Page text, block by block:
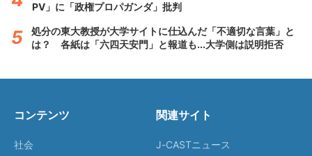
PV」に「政権プロパガンダ」批判
処分の東大教授が大学サイトに仕込んだ「不適切な言葉」と
は？ 各紙は「六四天安門」と報道も...大学側は説明拒否
コンテンツ
社会
関連サイト
J-CASTニュース